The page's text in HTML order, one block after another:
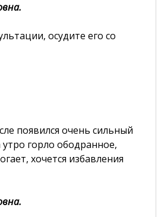
осудите его со
появился очень сильный
горло ободранное,
хочется избавления